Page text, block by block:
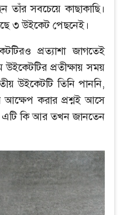
তাঁর সবচেয়ে কাছাকাছি।
৩ উইকেট পেছনেই।
প্রত্যাশা জাগতেই
প্রতীক্ষায় সময়
উইকেটটি তিনি পাননি,
করার প্রশ্নই আসে
কি আর তখন জানতেন